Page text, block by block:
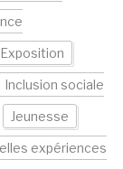
Exposition
Inclusion sociale
Jeunesse
expériences